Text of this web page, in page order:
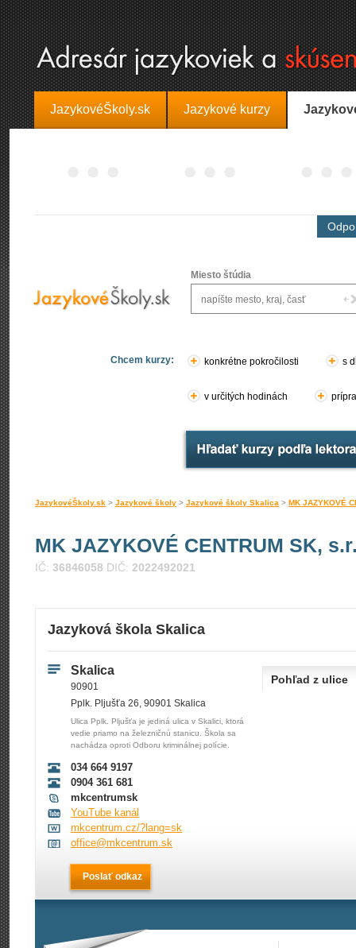
JazykovéŠkoly.sk Jazykové kurzy
Miesto štúdia
Chcem kurzy: konkrétne pokročilosti s
v určitých hodinách
JazykovéŠkoly.sk > Jazykové školy > Jazykové školy Skalica > MK JAZYKOVÉ
MK JAZYKOVÉ CENTRUM SK,
IČ: 36846058 DIČ: 2022492021
Jazyková škola Skalica
Skalica
90901
Pplk. Pljušťa 26, 90901 Skalica
Ulica Pplk. Pljušťa je jediná ulica v Skalici, ktorá
vedie priamo na železničnú stanicu. Škola sa
nachádza oproti Odboru kriminálnej polície.
034 664 9197
0904 361 681
mkcentrumsk
YouTube kanál
mkcentrum.cz/?lang=sk
office@mkcentrum.sk
Poslať odkaz
Pohľad z ulice